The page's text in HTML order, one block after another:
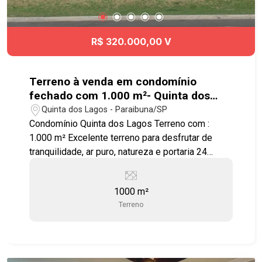
R$ 320.000,00 V
Terreno à venda em condomínio
fechado com 1.000 m²- Quinta dos
Lagos - Paraibuna
Quinta dos Lagos - Paraibuna/SP
Condomínio Quinta dos Lagos Terreno com :
1.000 m² Excelente terreno para desfrutar de
tranquilidade, ar puro, natureza e portaria 24
mil m² de muito verde e 9 lagos, além de lazer
completo: - Quadra poliesportiva - 9 lagos -
Bosque - Pista de Caminhada - Salão de Festas -
1000 m²
Terreno